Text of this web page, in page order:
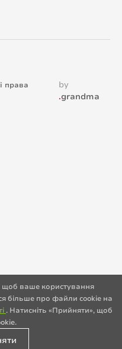
права
by
.grandma
ваше користування
більше про файли cookie на
. Натисніть «Прийняти», щоб